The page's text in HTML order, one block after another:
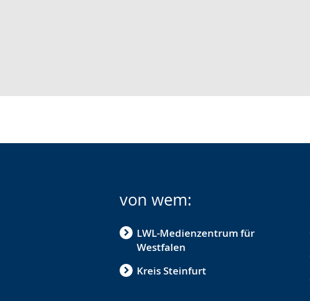
von wem:
LWL-Medienzentrum für
Westfalen
Kreis Steinfurt